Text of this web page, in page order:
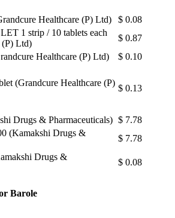
Healthcare (P) Ltd)
$ 0.08
1 strip / 10 tablets each
(P) Ltd)
$ 0.87
Healthcare (P) Ltd)
$ 0.10
(Grandcure Healthcare (P)
$ 0.13
Drugs & Pharmaceuticals) $ 7.78
(Kamakshi Drugs &
$ 7.78
Drugs &
$ 0.08
Barole